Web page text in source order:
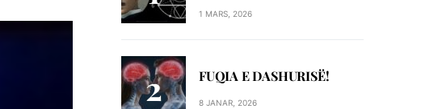
1 MARS, 2026
FUQIA E DASHURISË!
8 JANAR, 2026